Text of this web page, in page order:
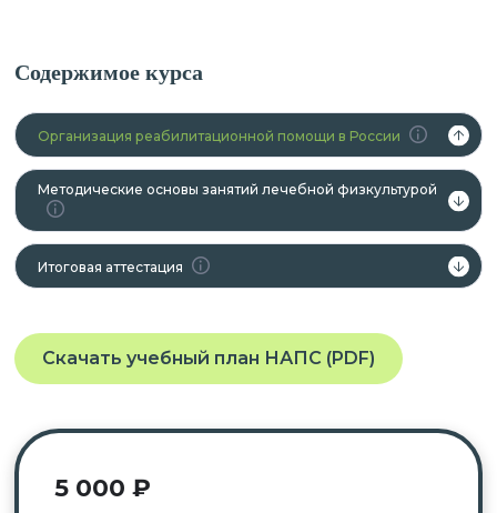
Содержимое курса
Организация реабилитационной помощи в России
Методические основы занятий лечебной физкультурой
Итоговая аттестация
Скачать учебный план НАПС (PDF)
5 000 ₽